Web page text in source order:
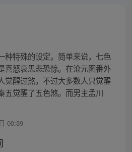
种特殊的设定。简单来说，七色
喜怒哀思悲恐惊。在沧元图番外
觉醒过煞，不过大多数人只觉醒
五觉醒了五色煞。而男主孟川
00:39